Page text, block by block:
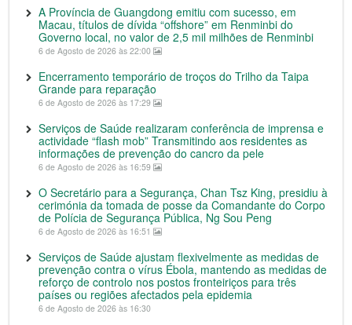
A Província de Guangdong emitiu com sucesso, em
Macau, títulos de dívida “offshore” em Renminbi do
Governo local, no valor de 2,5 mil milhões de Renminbi
6 de Agosto de 2026 às 22:00
Encerramento temporário de troços do Trilho da Taipa
Grande para reparação
6 de Agosto de 2026 às 17:29
Serviços de Saúde realizaram conferência de imprensa e
actividade “flash mob” Transmitindo aos residentes as
informações de prevenção do cancro da pele
6 de Agosto de 2026 às 16:59
O Secretário para a Segurança, Chan Tsz King, presidiu à
cerimónia da tomada de posse da Comandante do Corpo
de Polícia de Segurança Pública, Ng Sou Peng
6 de Agosto de 2026 às 16:51
Serviços de Saúde ajustam flexivelmente as medidas de
prevenção contra o vírus Ébola, mantendo as medidas de
reforço de controlo nos postos fronteiriços para três
países ou regiões afectados pela epidemia
6 de Agosto de 2026 às 16:30